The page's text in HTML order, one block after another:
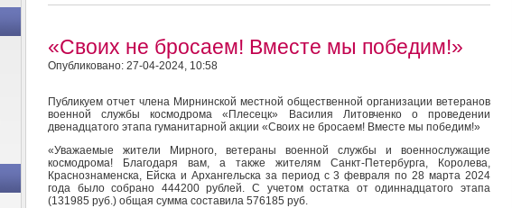
«Своих не бросаем! Вместе мы победим!»
Опубликовано: 27-04-2024, 10:58
Публикуем отчет члена Мирнинской местной общественной организации ветеранов
военной службы космодрома «Плесецк» Василия Литовченко о проведении
двенадцатого этапа гуманитарной акции «Своих не бросаем! Вместе мы победим!»
«Уважаемые жители Мирного, ветераны военной службы и военнослужащие
космодрома! Благодаря вам, а также жителям Санкт-Петербурга, Королева,
Краснознаменска, Ейска и Архангельска за период с 3 февраля по 28 марта 2024
года было собрано 444200 рублей. С учетом остатка от одиннадцатого этапа
(131985 руб.) общая сумма составила 576185 руб.